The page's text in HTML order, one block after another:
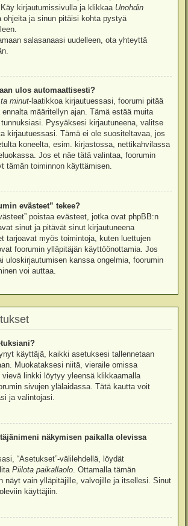
kirjautumissivulla ja klikkaa Unohdin
ohjeita ja sinun pitäisi kohta pystyä
salasanaasi uudelleen, ota yhteyttä
ulos automaattisesti?
minut-laatikkoa kirjautuessasi, foorumi pitää
määritellyn ajan. Tämä estää muita
Pysyäksesi kirjautuneena, valitse
kirjautuessasi. Tämä ei ole suositeltavaa, jos
koneelta, esim. kirjastossa, nettikahvilassa
Jos et näe tätä valintaa, foorumin
tämän toiminnon käyttämisen.
evästeet” tekee?
poistaa evästeet, jotka ovat phpBB:n
sinut ja pitävät sinut kirjautuneena
tarjoavat myös toimintoja, kuten luettujen
foorumin ylläpitäjän käyttöönottamia. Jos
uloskirjautumisen kanssa ongelmia, foorumin
voi auttaa.
käyttäjä, kaikki asetuksesi tallennetaan
Muokataksesi niitä, vieraile omissa
linkki löytyy yleensä klikkaamalla
sivujen ylälaidassa. Tätä kautta voit
ja valintojasi.
näkymisen paikalla olevissa
“Asetukset”-välilehdellä, löydät
Piilota paikallaolo. Ottamalla tämän
näyt vain ylläpitäjille, valvojille ja itsellesi. Sinut
käyttäjiin.